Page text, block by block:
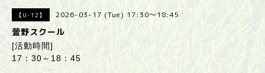
【U-12】 2026-03-17 (Tue) 17:30～18:45
萱野スクール
[活動時間]
17：30～18：45